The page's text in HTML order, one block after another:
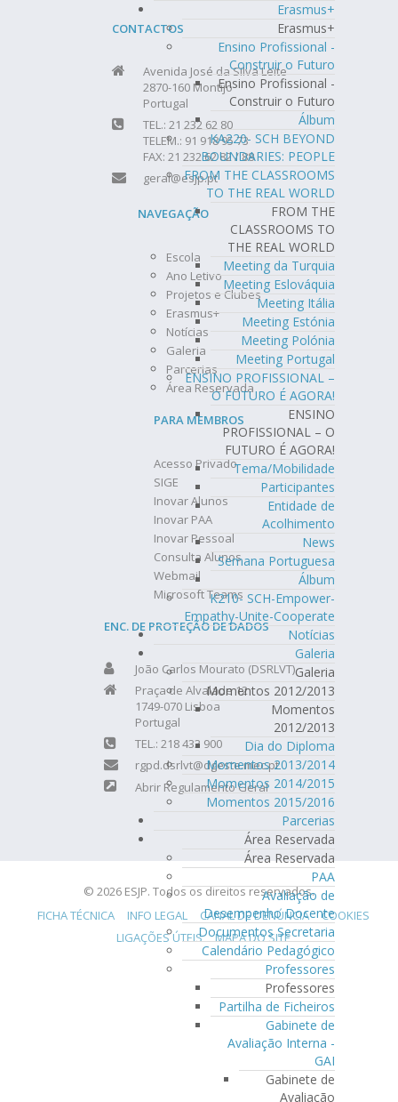
Erasmus+
Erasmus+
Ensino Profissional -
Construir o Futuro
Ensino Profissional -
Construir o Futuro
Álbum
KA220- SCH BEYOND
BOUNDARIES: PEOPLE
FROM THE CLASSROOMS
TO THE REAL WORLD
FROM THE
CLASSROOMS TO
THE REAL WORLD
Meeting da Turquia
Meeting Eslováquia
Meeting Itália
Meeting Estónia
Meeting Polónia
Meeting Portugal
ENSINO PROFISSIONAL –
O FUTURO É AGORA!
ENSINO
PROFISSIONAL – O
FUTURO É AGORA!
Tema/Mobilidade
Participantes
Entidade de
Acolhimento
News
Semana Portuguesa
Álbum
K210- SCH-Empower-
Empathy-Unite-Cooperate
Notícias
Galeria
Galeria
Momentos 2012/2013
Momentos
2012/2013
Dia do Diploma
Momentos 2013/2014
Momentos 2014/2015
Momentos 2015/2016
Parcerias
Área Reservada
Área Reservada
PAA
Avaliação de
Desempenho Docente
Documentos Secretaria
Calendário Pedagógico
Professores
Professores
Partilha de Ficheiros
Gabinete de
Avaliação Interna -
GAI
Gabinete de
Avaliação
CONTACTOS
Avenida José da Silva Leite
2870-160 Montijo
Portugal
TEL.: 21 232 62 80
TELEM.: 91 918 95 73
FAX: 21 232 62 82 / 88
geral@esjp.pt
NAVEGAÇÃO
Escola
Ano Letivo
Projetos e Clubes
Erasmus+
Notícias
Galeria
Parcerias
Área Reservada
PARA MEMBROS
Acesso Privado
SIGE
Inovar Alunos
Inovar PAA
Inovar Pessoal
Consulta Alunos
Webmail
Microsoft Teams
ENC. DE PROTEÇÃO DE DADOS
João Carlos Mourato (DSRLVT)
Praça de Alvalade 12
1749-070 Lisboa
Portugal
TEL.: 218 433 900
rgpd.dsrlvt@dgeste.mec.pt
Abrir Regulamento Geral
© 2026 ESJP. Todos os direitos reservados.
FICHA TÉCNICA
INFO LEGAL CANAL DE DENÚNCIA
COOKIES
LIGAÇÕES ÚTEIS
MAPA DO SITE